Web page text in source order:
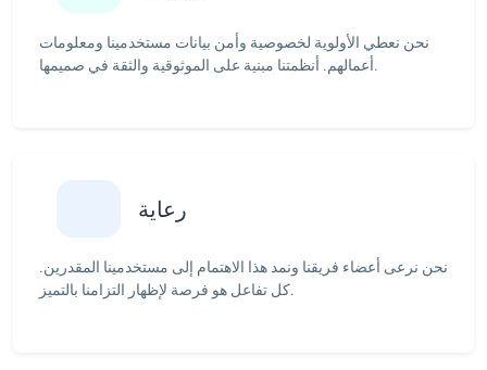
نحن نعطي الأولوية لخصوصية وأمن بيانات مستخدمينا ومعلومات
أعمالهم. أنظمتنا مبنية على الموثوقية والثقة في صميمها.
رعاية
نحن نرعى أعضاء فريقنا ونمد هذا الاهتمام إلى مستخدمينا المقدرين.
كل تفاعل هو فرصة لإظهار التزامنا بالتميز.